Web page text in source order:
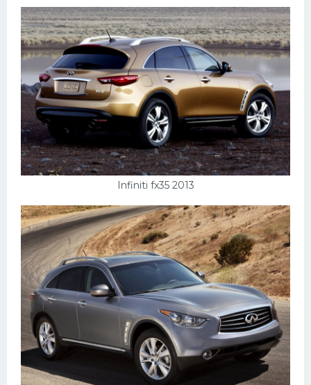
Infiniti fx35 2013